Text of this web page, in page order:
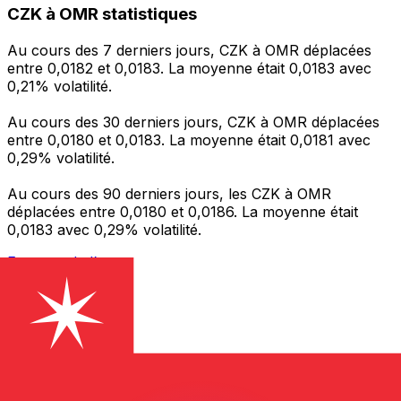
CZK à OMR statistiques
Au cours des 7 derniers jours, CZK à OMR déplacées
entre 0,0182 et 0,0183. La moyenne était 0,0183 avec
0,21% volatilité.
Au cours des 30 derniers jours, CZK à OMR déplacées
entre 0,0180 et 0,0183. La moyenne était 0,0181 avec
0,29% volatilité.
Au cours des 90 derniers jours, les CZK à OMR
déplacées entre 0,0180 et 0,0186. La moyenne était
0,0183 avec 0,29% volatilité.
Envoyer de l’argent
Gérez votre argent et vos devises lorsque vous
êtes en déplacement
L'application Xe réunit toutes les fonctionnalités